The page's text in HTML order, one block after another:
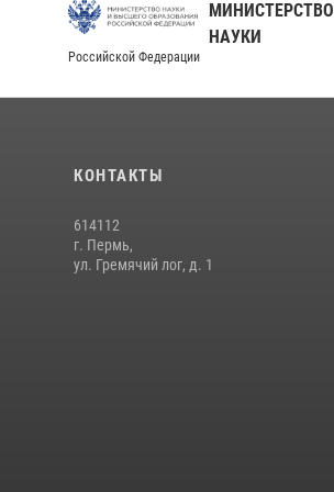
МИНИСТЕРСТВО
НАУКИ
Российской Федерации
КОНТАКТЫ
614112
г. Пермь,
ул. Гремячий лог, д. 1